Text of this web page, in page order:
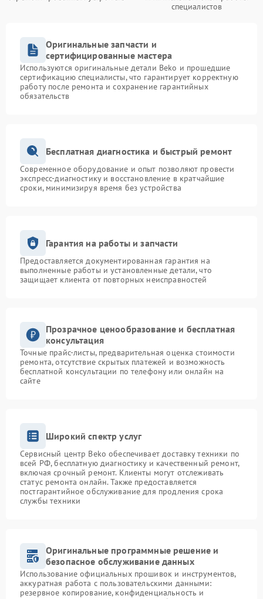
специалистов
Оригинальные запчасти и
сертифицированные мастера
Используются оригинальные детали Beko и прошедшие
сертификацию специалисты, что гарантирует корректную
работу после ремонта и сохранение гарантийных
обязательств
Бесплатная диагностика и быстрый ремонт
Современное оборудование и опыт позволяют провести
экспресс-диагностику и восстановление в кратчайшие
сроки, минимизируя время без устройства
Гарантия на работы и запчасти
Предоставляется документированная гарантия на
выполненные работы и установленные детали, что
защищает клиента от повторных неисправностей
Прозрачное ценообразование и бесплатная
консультация
Точные прайс-листы, предварительная оценка стоимости
ремонта, отсутствие скрытых платежей и возможность
бесплатной консультации по телефону или онлайн на
сайте
Широкий спектр услуг
Сервисный центр Beko обеспечивает доставку техники по
всей РФ, бесплатную диагностику и качественный ремонт,
включая срочный ремонт. Клиенты могут отслеживать
статус ремонта онлайн. Также предоставляется
постгарантийное обслуживание для продления срока
службы техники
Оригинальные программные решение и
безопасное обслуживание данных
Использование официальных прошивок и инструментов,
аккуратная работа с пользовательскими данными:
резервное копирование, конфиденциальность и